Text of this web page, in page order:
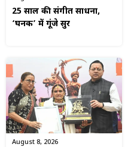
25 साल की संगीत साधना,
‘घनक’ में गूंजे सुर
August 8, 2026